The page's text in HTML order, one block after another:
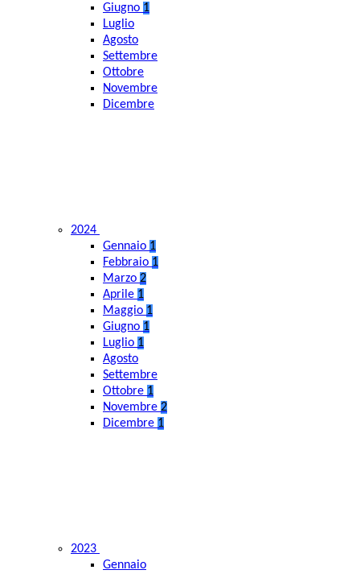
Giugno 1
Luglio
Agosto
Settembre
Ottobre
Novembre
Dicembre
2024
Gennaio 1
Febbraio 1
Marzo 2
Aprile 1
Maggio 1
Giugno 1
Luglio 1
Agosto
Settembre
Ottobre 1
Novembre 2
Dicembre 1
2023
Gennaio